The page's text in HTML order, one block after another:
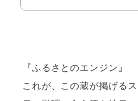
『ふるさとのエンジン』
これが、この蔵が掲げる